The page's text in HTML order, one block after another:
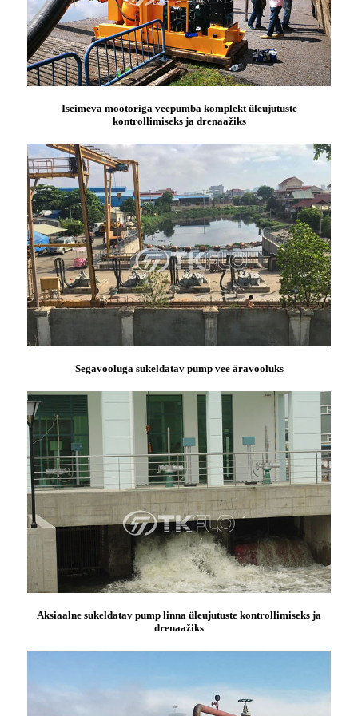
Iseimeva mootoriga veepumba komplekt üleujutuste
kontrollimiseks ja drenaažiks
Segavooluga sukeldatav pump vee äravooluks
Aksiaalne sukeldatav pump linna üleujutuste kontrollimiseks ja
drenaažiks